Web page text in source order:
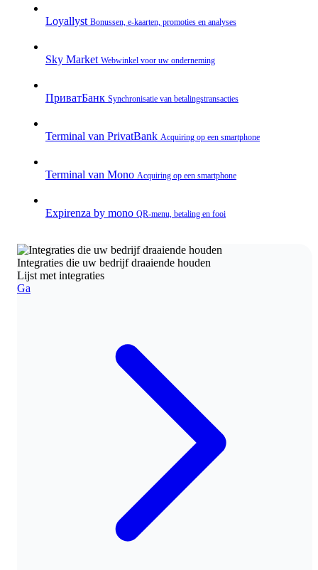
Loyallyst Bonussen, e‑kaarten, promoties en analyses
Sky Market Webwinkel voor uw onderneming
ПриватБанк Synchronisatie van betalingstransacties
Terminal van PrivatBank Acquiring op een smartphone
Terminal van Mono Acquiring op een smartphone
Expirenza by mono QR‑menu, betaling en fooi
Integraties die uw bedrijf draaiende houden
Lijst met integraties
Ga